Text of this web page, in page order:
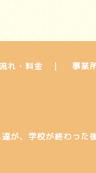
れ・料金 事業
が、学校が終わった